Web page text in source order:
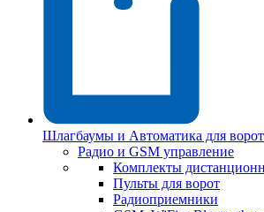
Шлагбаумы и Автоматика для ворот
Радио и GSM управление
Комплекты
Пульты для ворот
Радиоприемники